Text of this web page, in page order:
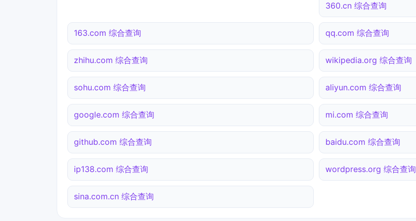
360.cn 综合查询
163.com 综合查询 qq.com 综合查询
zhihu.com 综合查询 wikipedia.org 综合查询
sohu.com 综合查询 aliyun.com 综合查询
google.com 综合查询 mi.com 综合查询
github.com 综合查询 baidu.com 综合查询
ip138.com 综合查询 wordpress.org 综合查询
sina.com.cn 综合查询